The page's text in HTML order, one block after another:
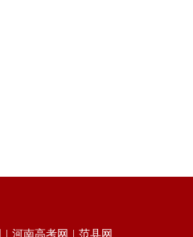
河南高考网 范县网